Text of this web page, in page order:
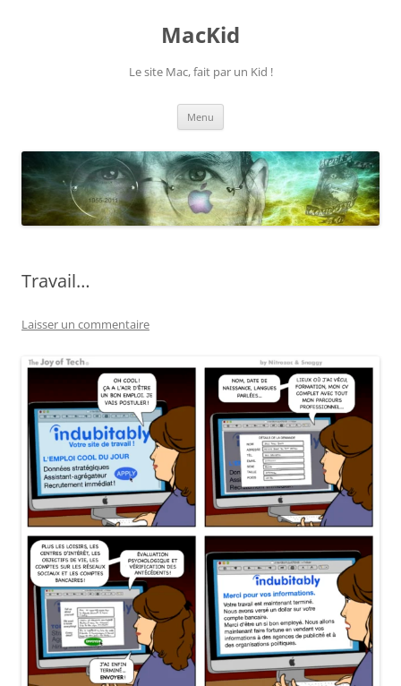
MacKid
Le site Mac, fait par un Kid !
Menu
Travail…
Laisser un commentaire